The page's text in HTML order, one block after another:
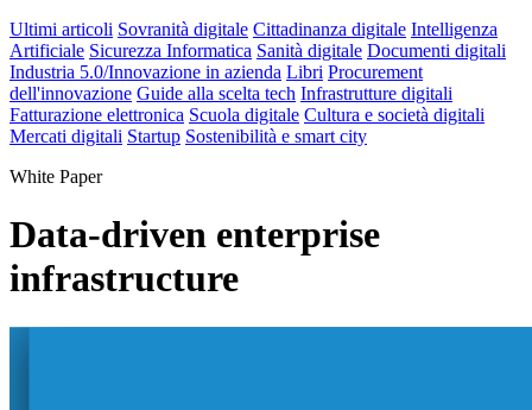
Ultimi articoli Sovranità digitale Cittadinanza digitale Intelligenza
Artificiale Sicurezza Informatica Sanità digitale Documenti digitali
Industria 5.0/Innovazione in azienda Libri Procurement
dell'innovazione Guide alla scelta tech Infrastrutture digitali
Fatturazione elettronica Scuola digitale Cultura e società digitali
Mercati digitali Startup Sostenibilità e smart city
White Paper
Data-driven enterprise
infrastructure